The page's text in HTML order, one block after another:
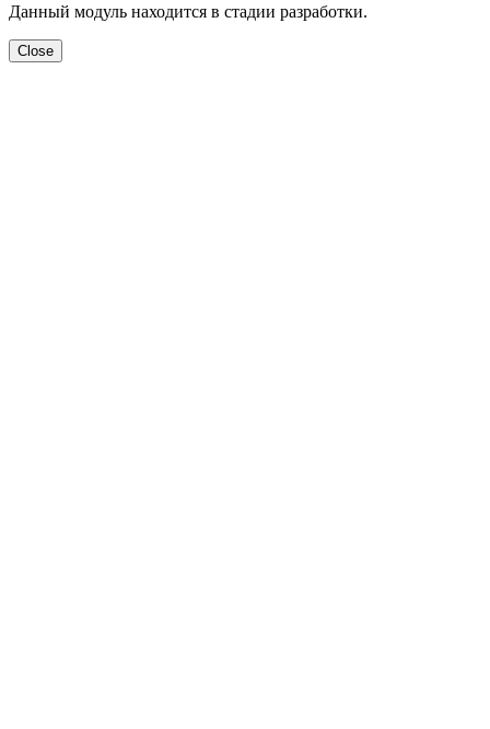
Данный модуль находится в стадии разработки.
Close